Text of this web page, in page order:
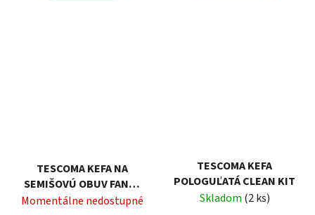
TESCOMA KEFA NA
SEMIŠOVÚ OBUV FANCY
HOME
Momentálne nedostupné
TESCOMA KEFA
POLOGUĽATÁ CLEAN KIT
Skladom (2 ks)